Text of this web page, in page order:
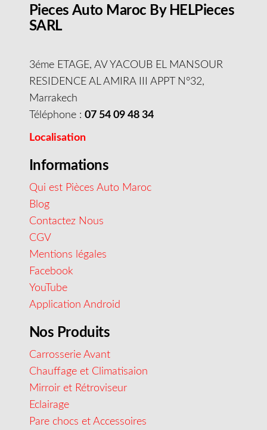
Pieces Auto Maroc By HELPieces
SARL
3éme ETAGE, AV YACOUB EL MANSOUR
RESIDENCE AL AMIRA III APPT N°32,
Marrakech
Téléphone : 07 54 09 48 34
Localisation
Informations
Qui est Pièces Auto Maroc
Blog
Contactez Nous
CGV
Mentions légales
Facebook
YouTube
Application Android
Nos Produits
Carrosserie Avant
Chauffage et Climatisaion
Mirroir et Rétroviseur
Eclairage
Pare chocs et Accessoires